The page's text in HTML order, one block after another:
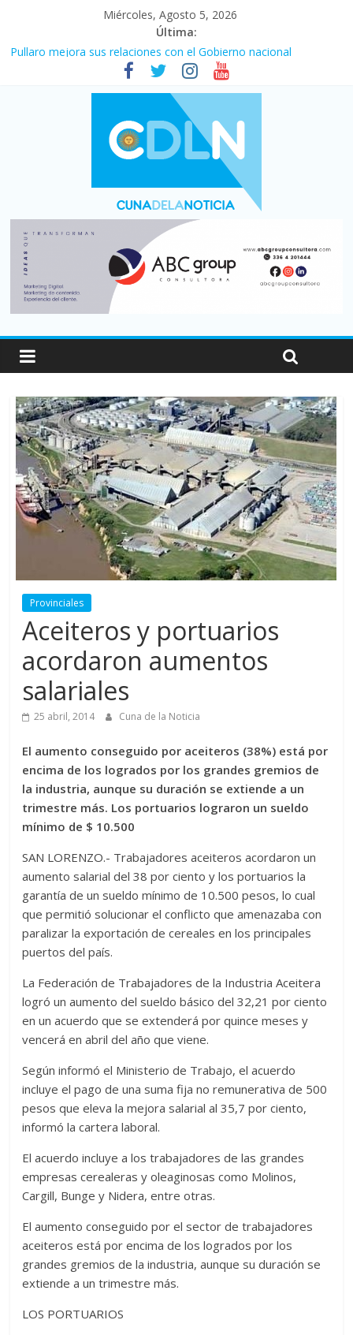
Miércoles, Agosto 5, 2026
Última:
Central venció 1 a 0 al River de Coudet en el Monumental
Pullaro mejora sus relaciones con el Gobierno nacional
En un partidazo, Newell’s empató 2 a 2 con Boca en el Coloso
Vacaciones de invierno con más movimiento y consumo
turístico: 4,6 millones de personas viajaron por el país, un 5,9%
Fuerte caída de la venta de autos usados en julio: bajó un 12,6%
Provinciales
Aceiteros y portuarios
acordaron aumentos
salariales
25 abril, 2014 Cuna de la Noticia
El aumento conseguido por aceiteros (38%) está por
encima de los logrados por los grandes gremios de
la industria, aunque su duración se extiende a un
trimestre más. Los portuarios lograron un sueldo
mínimo de $ 10.500
SAN LORENZO.- Trabajadores aceiteros acordaron un
aumento salarial del 38 por ciento y los portuarios la
garantía de un sueldo mínimo de 10.500 pesos, lo cual
que permitió solucionar el conflicto que amenazaba con
paralizar la exportación de cereales en los principales
puertos del país.
La Federación de Trabajadores de la Industria Aceitera
logró un aumento del sueldo básico del 32,21 por ciento
en un acuerdo que se extenderá por quince meses y
vencerá en abril del año que viene.
Según informó el Ministerio de Trabajo, el acuerdo
incluye el pago de una suma fija no remunerativa de 500
pesos que eleva la mejora salarial al 35,7 por ciento,
informó la cartera laboral.
El acuerdo incluye a los trabajadores de las grandes
empresas cerealeras y oleaginosas como Molinos,
Cargill, Bunge y Nidera, entre otras.
El aumento conseguido por el sector de trabajadores
aceiteros está por encima de los logrados por los
grandes gremios de la industria, aunque su duración se
extiende a un trimestre más.
LOS PORTUARIOS